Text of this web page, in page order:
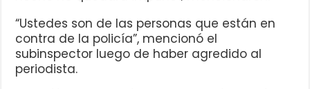
“Ustedes son de las personas que están en
contra de la policía”, mencionó el
subinspector luego de haber agredido al
periodista.